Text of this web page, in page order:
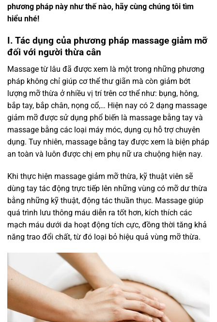
phương pháp này như thế nào, hãy cùng chúng tôi tìm
hiểu nhé!
I. Tác dụng của phương pháp massage giảm mỡ
đối với người thừa cân
Massage từ lâu đã được xem là một trong những phương
pháp không chỉ giúp cơ thể thư giãn mà còn giảm bớt
lượng mỡ thừa ở nhiều vị trí trên cơ thể như: bụng, hông,
bắp tay, bắp chân, nọng cổ,… Hiện nay có 2 dạng massage
giảm mỡ được sử dụng phổ biến là massage bằng tay và
massage bằng các loại máy móc, dụng cụ hỗ trợ chuyên
dụng. Tuy nhiên, massage bằng tay được xem là biện pháp
an toàn và luôn được chị em phụ nữ ưa chuộng hiện nay.
Khi thực hiện massage giảm mỡ thừa, kỹ thuật viên sẽ
dùng tay tác động trực tiếp lên những vùng có mỡ dư thừa
bằng những kỹ thuật, động tác thuần thục. Massage giúp
quá trình lưu thông máu diễn ra tốt hơn, kích thích các
mạch máu dưới da hoạt động tích cực, đồng thời tăng khả
năng trao đổi chất, từ đó loại bỏ hiệu quả vùng mỡ thừa.